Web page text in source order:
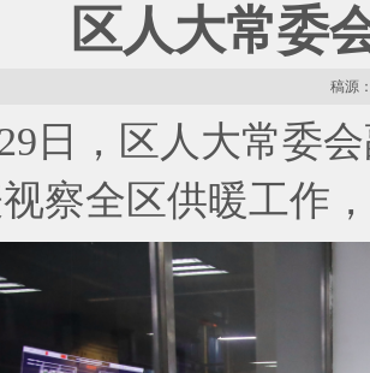
区人大常委
稿源
日，区人大常委
察全区供暖工作